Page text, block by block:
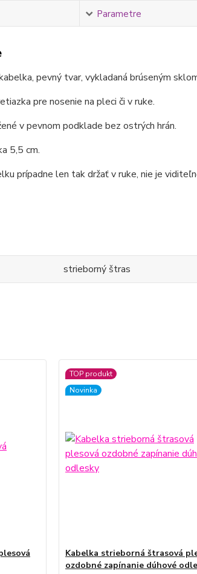
Parametre
pevný tvar, vykladaná brúseným
pre nosenie na pleci či v ruke.
v pevnom podklade bez ostrých hrán.
5,5 cm.
prípadne len tak držať v ruke, nie je
strieborný štras
TOP produkt
Novinka
Kabelka strieborná štrasová
ozdobné zapínanie dúhové